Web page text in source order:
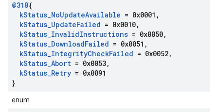
@310{
kStatus_NoUpdateAvailable = 0x0001 ,
kStatus_UpdateFailed = 0x0010,
kStatus_InvalidInstructions = 0x0050,
kStatus_DownloadFailed = 0x0051 ,
kStatus_IntegrityCheckFailed = 0x0052,
kStatus_Abort = 0x0053,
kStatus_Retry = 0x0091
}
enum